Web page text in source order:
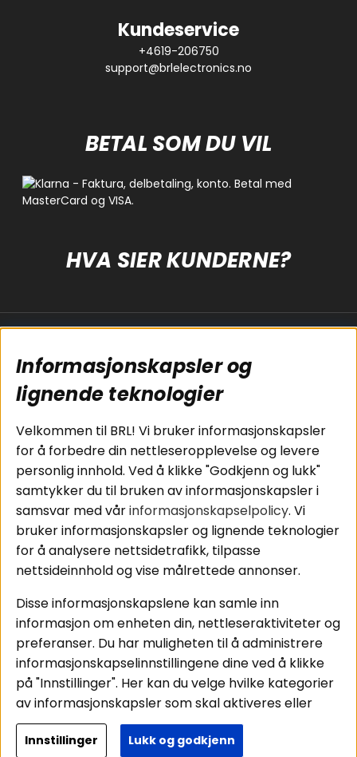
Kundeservice
+4619-206750
support@brlelectronics.no
BETAL SOM DU VIL
HVA SIER KUNDERNE?
Koblingsguide for
subwoofers
Tilkobling av
bilforsterker
Koblingsguide for
midbasser
Butikker
Våre ambassadører
- Team BRL
Cookies
Kjøpsvilkår
Personvernpolicy
Service / Garanti /
Retur
Billyd
Lyd til hjemmet
Pakkeløsninger
Hva passer i bilen
Instagram
Facebook
Youtube
Tiktok
Copyright © 2026 - BRL Electronics
Informasjonskapsler og
lignende teknologier
Velkommen til BRL! Vi bruker informasjonskapsler
for å forbedre din nettleseropplevelse og levere
personlig innhold. Ved å klikke "Godkjenn og lukk"
samtykker du til bruken av informasjonskapsler i
samsvar med vårinformasjonskapselpolicy. Vi
bruker informasjonskapsler og lignende teknologier
for å analysere nettsidetrafikk, tilpasse
nettsideinnhold og vise målrettede annonser.
Disse informasjonskapslene kan samle inn
informasjon om enheten din, nettleseraktiviteter og
preferanser. Du har muligheten til å administrere
informasjonskapselinnstillingene dine ved å klikke
på "Innstillinger". Her kan du velge hvilke kategorier
av informasjonskapsler som skal aktiveres eller
deaktiveres. Vær oppmerksom på at deaktivering
av noen informasjonskapsler kan påvirke
Innstillinger Lukk og godkjenn